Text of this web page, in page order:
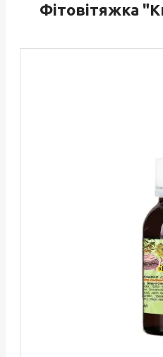
Фітовітяжка